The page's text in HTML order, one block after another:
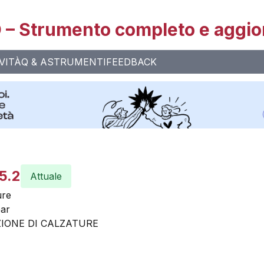
– Strumento completo e
Q & ASTRUMENTIFEEDBACK
Attuale
DI CALZATURE